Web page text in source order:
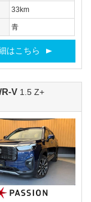
33km
青
はこちら
V 1.5 Z+